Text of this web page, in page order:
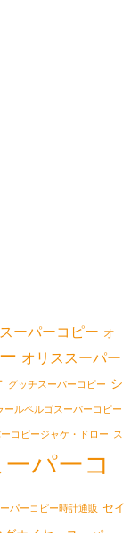
ーパーコピー オ
オリススーパー
グッチスーパーコピー シ
ールペルゴスーパーコピー
コピージャケ・ドロー ス
パーコ
パーコピー時計通販 セイ